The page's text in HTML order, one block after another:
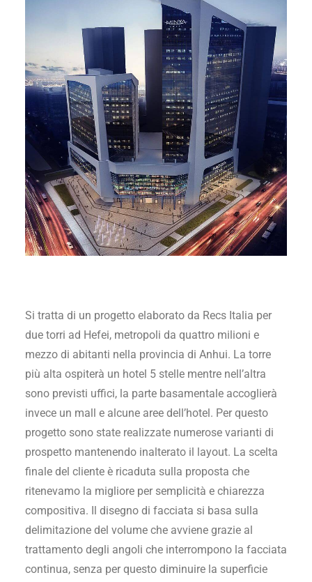
Si tratta di un progetto elaborato da Recs Italia per
due torri ad Hefei, metropoli da quattro milioni e
mezzo di abitanti nella provincia di Anhui. La torre
più alta ospiterà un hotel 5 stelle mentre nell’altra
sono previsti uffici, la parte basamentale accoglierà
invece un mall e alcune aree dell’hotel. Per questo
progetto sono state realizzate numerose varianti di
prospetto mantenendo inalterato il layout. La scelta
finale del cliente è ricaduta sulla proposta che
ritenevamo la migliore per semplicità e chiarezza
compositiva. Il disegno di facciata si basa sulla
delimitazione del volume che avviene grazie al
trattamento degli angoli che interrompono la facciata
continua, senza per questo diminuire la superficie